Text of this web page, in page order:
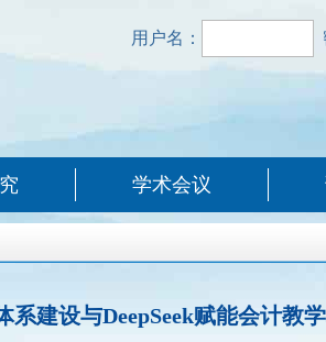
用户名：
学术会议
系建设与DeepSeek赋能会计教